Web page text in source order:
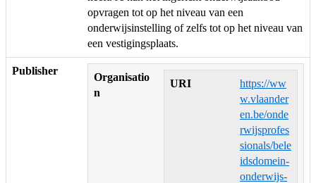
opvragen tot op het niveau van een
onderwijsinstelling of zelfs tot op het niveau van
een vestigingsplaats.
Publisher
Organisatio
n
URI
https://ww
w.vlaander
en.be/onde
rwijsprofes
sionals/bele
idsdomein-
onderwijs-